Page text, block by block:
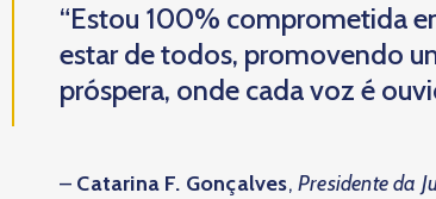
“Estou 100% comprometida
estar de todos, promovendo
próspera, onde cada voz é
– Catarina F. Gonçalves, Presidente da